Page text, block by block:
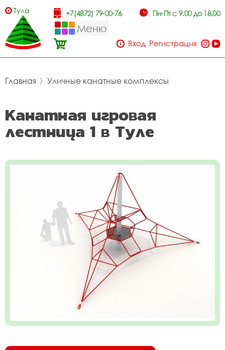
Тула +7(4872) 79-00-76 Пн-Пт с 9.00 до 18.00
Меню
Вход Регистрация
Главная 〉 Уличные канатные комплексы
Канатная игровая
лестница 1 в Туле